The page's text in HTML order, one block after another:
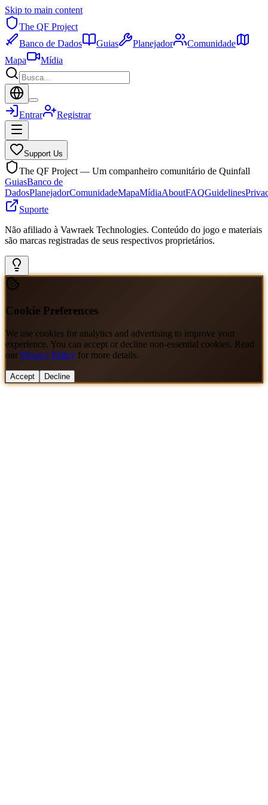
Skip to main content
The QF Project
Banco de Dados
Guias Planejador
Comunidade
Mapa
Mídia
Entrar Registrar
Support Us
The QF Project — Um companheiro comunitário de Quinfall
GuiasBanco de
DadosPlanejadorComunidadeMapaMídiaAboutFAQGuidelines
Suporte
Não afiliado à Vawraek Technologies. Conteúdo do jogo e materiais
são marcas registradas de seus respectivos proprietários.
Cookie Preferences
We use cookies for analytics and advertising to improve your
experience. You can accept or decline non-essential cookies. Read
our Privacy Policy for more details.
Accept Decline